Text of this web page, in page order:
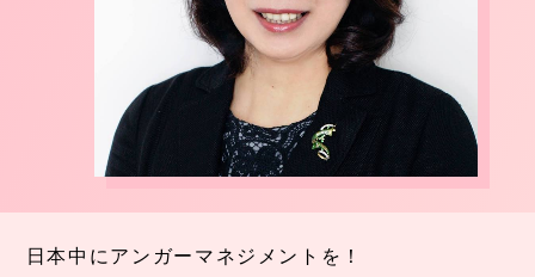
日本中にアンガーマネジメントを！